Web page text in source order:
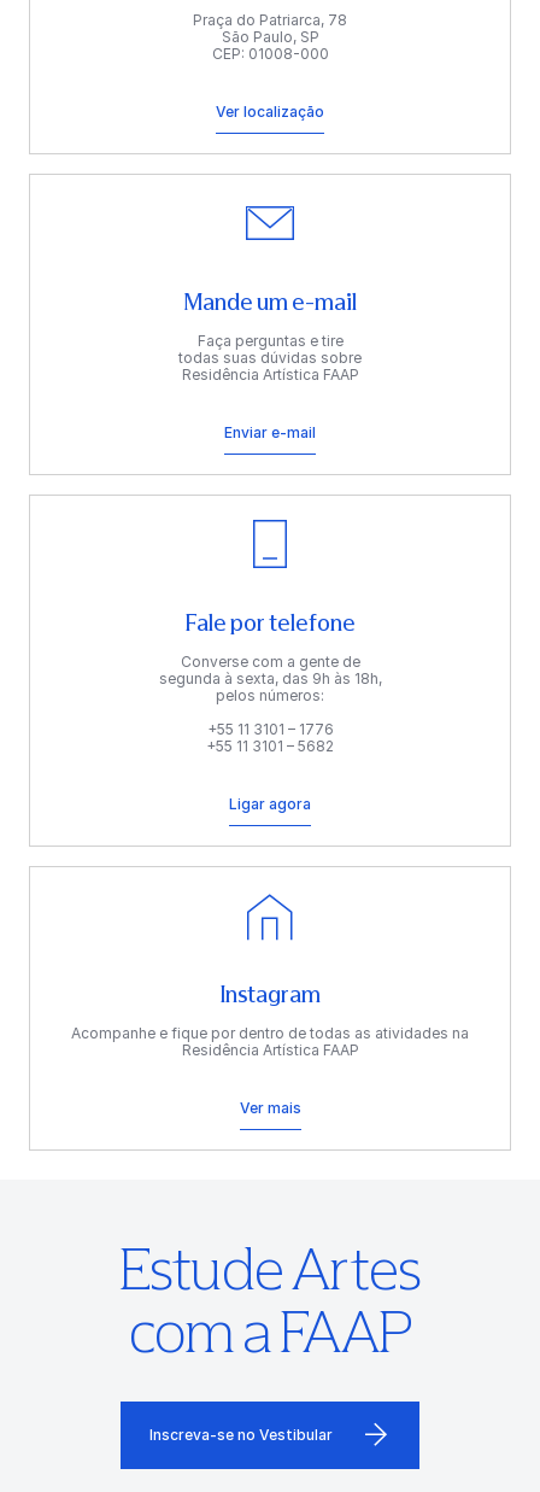
Praça do Patriarca, 78
São Paulo, SP
CEP: 01008-000
Ver localização
Mande um e-mail
Faça perguntas e tire
todas suas dúvidas sobre
Residência Artística FAAP
Enviar e-mail
Fale por telefone
Converse com a gente de
segunda à sexta, das 9h às 18h,
pelos números:
+55 11 3101 – 1776
+55 11 3101 – 5682
Ligar agora
Instagram
Acompanhe e fique por dentro de todas as atividades na
Residência Artística FAAP
Ver mais
Estude Artes
com a FAAP
Inscreva-se no Vestibular